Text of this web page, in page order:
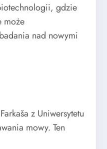
gdzie
może
nad nowymi
z Uniwersytetu
mowy. Ten